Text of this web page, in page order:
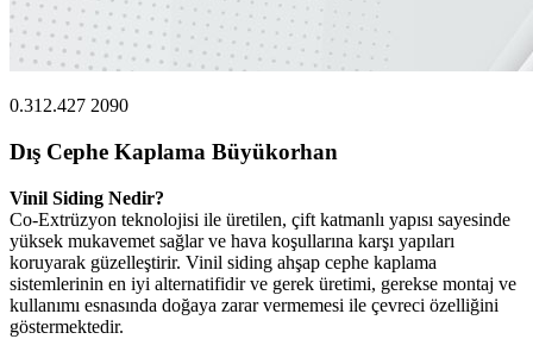
0.312.427 2090
Dış Cephe Kaplama Büyükorhan
Vinil Siding Nedir?
Co-Extrüzyon teknolojisi ile üretilen, çift katmanlı yapısı sayesinde
yüksek mukavemet sağlar ve hava koşullarına karşı yapıları
koruyarak güzelleştirir. Vinil siding ahşap cephe kaplama
sistemlerinin en iyi alternatifidir ve gerek üretimi, gerekse montaj ve
kullanımı esnasında doğaya zarar vermemesi ile çevreci özelliğini
göstermektedir.